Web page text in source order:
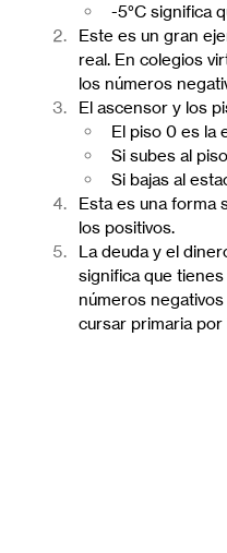
-5°C significa
Este es un gran
real. En colegios
los números
El ascensor y los
El piso 0 es la
Si subes al
Si bajas al
Esta es una forma
los positivos.
La deuda y el
significa que
números
cursar primaria